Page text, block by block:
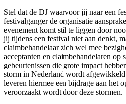
Stel dat de DJ waarvoor jij naar een
festivalganger de organisatie
evenement komt stil te liggen door
jij tijdens een festival niet aan denkt,
claimbehandelaar zich wel mee
acceptanten en claimbehandelaren op
gebeurtenissen die grote impact
storm in Nederland wordt
leveren hiermee een bijdrage aan het
veroorzaakt wordt door deze stormen.